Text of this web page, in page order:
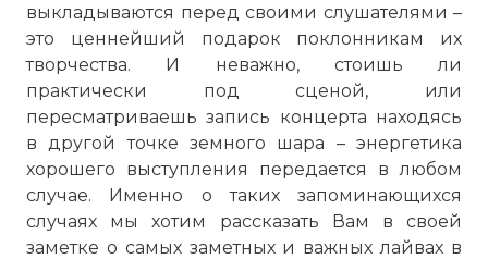
выкладываются перед своими слушателями –
это ценнейший подарок поклонникам их
творчества. И неважно, стоишь ли
практически под сценой, или
пересматриваешь запись концерта находясь
в другой точке земного шара – энергетика
хорошего выступления передается в любом
случае. Именно о таких запоминающихся
случаях мы хотим рассказать Вам в своей
заметке о самых заметных и важных лайвах в